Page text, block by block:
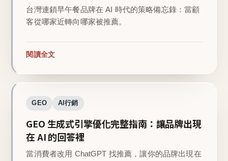
台灣連鎖早午餐品牌在 AI 時代的策略備忘錄：當顧
客從哪家近轉向哪家被推薦。
閱讀全文
GEO AI行銷
GEO 生成式引擎優化完整指南：讓品牌出現
在 AI 的回答裡
當消費者改用 ChatGPT 找推薦，讓你的品牌出現在